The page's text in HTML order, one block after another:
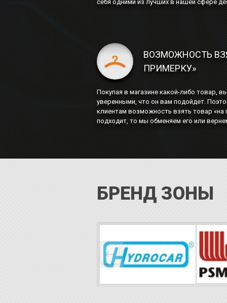
себя одними из лучших в нашей сфере
ВОЗМОЖНОСТЬ
ПРИМЕРКУ»
Покупая в магазине какой-либо товар,
уверенными, что он вам подойдет.
клиентам возможность взять товар «на
подходит, то мы обменяем его или
БРЕНД ЗОНЫ